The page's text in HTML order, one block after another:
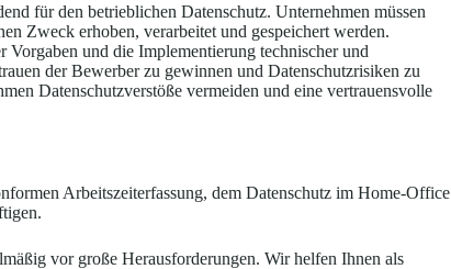
für den betrieblichen Datenschutz. Unternehmen müssen
Zweck erhoben, verarbeitet und gespeichert werden.
Vorgaben und die Implementierung technischer und
der Bewerber zu gewinnen und Datenschutzrisiken zu
Datenschutzverstöße vermeiden und eine vertrauensvolle
Arbeitszeiterfassung, dem Datenschutz im Home-Office
vor große Herausforderungen. Wir helfen Ihnen als